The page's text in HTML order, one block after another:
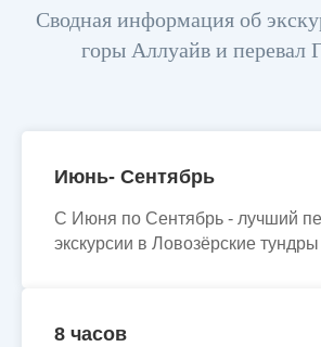
Сводная информация об
горы Аллуайв и перевал
Июнь- Сентябрь
С Июня по Сентябрь - лучший
экскурсии в Ловозёрские тундры
8 часов